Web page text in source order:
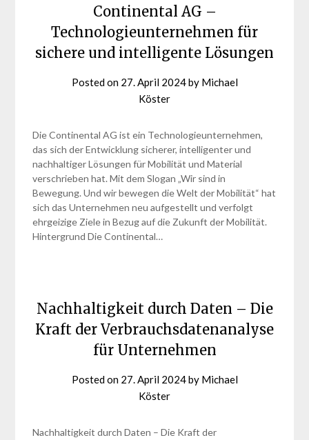
Continental AG –
Technologieunternehmen für
sichere und intelligente Lösungen
Posted on 27. April 2024by Michael
Köster
Die Continental AG ist ein Technologieunternehmen,
das sich der Entwicklung sicherer, intelligenter und
nachhaltiger Lösungen für Mobilität und Material
verschrieben hat. Mit dem Slogan „Wir sind in
Bewegung. Und wir bewegen die Welt der Mobilität“ hat
sich das Unternehmen neu aufgestellt und verfolgt
ehrgeizige Ziele in Bezug auf die Zukunft der Mobilität.
Hintergrund Die Continental…
Nachhaltigkeit durch Daten – Die
Kraft der Verbrauchsdatenanalyse
für Unternehmen
Posted on 27. April 2024by Michael
Köster
Nachhaltigkeit durch Daten – Die Kraft der